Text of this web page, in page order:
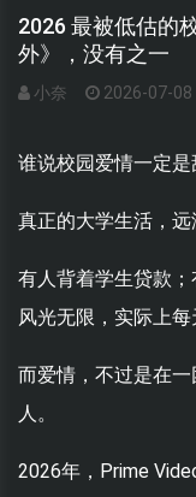
2026 最被低估的
外》，没有之一
小奈 2026-07-08
谁说校园爱情一定是
真正的大学生活，远
有人背着学生贷款
风光无限，实际上每
而爱情，不过是在
人。
2026年，Prime